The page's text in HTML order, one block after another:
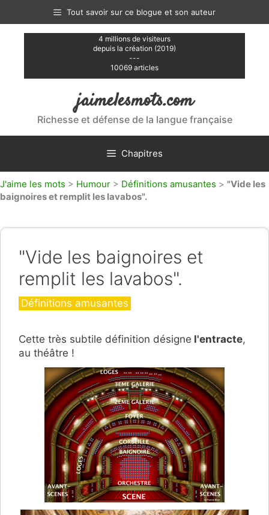
contenu
Tout savoir sur ce blogue et son auteur
4 millions de visiteurs
depuis la création (2019)
---
10069 articles
jaimelesmots.com
Richesse et défense de la langue française
Chapitres
J'aime les mots > Humour > Définitions amusantes > "Vide les
baignoires et remplit les lavabos".
"Vide les baignoires et
remplit les lavabos".
Catégories
Définitions amusantes
Cette très subtile définition désigne l'entracte,
au théâtre !